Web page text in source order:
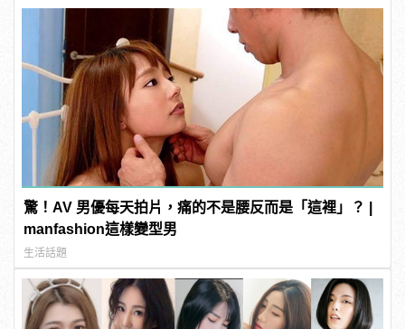
驚！AV 男優每天拍片，痛的不是腰反而是「這裡」？ |
manfashion這樣變型男
生活話題